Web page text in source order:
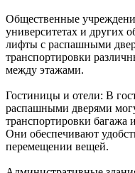
Общественные
университетах и других
лифты с распашными
транспортировки
между этажами.
Гостиницы и отели: В
распашными дверями
транспортировки багажа
Они обеспечивают
перемещении вещей.